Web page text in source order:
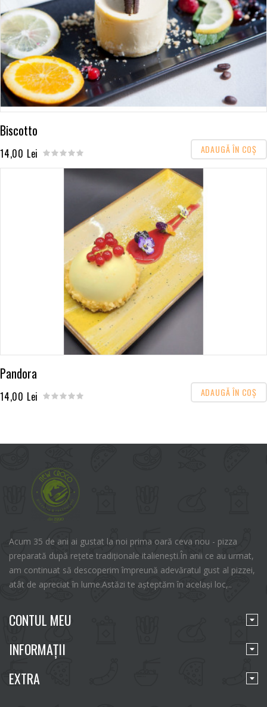
Biscotto
14,00 Lei ADAUGĂ ÎN COŞ
Pandora
14,00 Lei ADAUGĂ ÎN COŞ
Acum 35 de ani ai gustat la noi prima oară ceva nou - pizza
preparată după rețete tradiționale italienești.În anii ce au urmat,
am continuat să descoperim împreună adevăratul gust al pizzei,
atât de apreciat în lume.Astăzi te așteptăm în același loc,..
CONTUL MEU
INFORMAŢII
EXTRA